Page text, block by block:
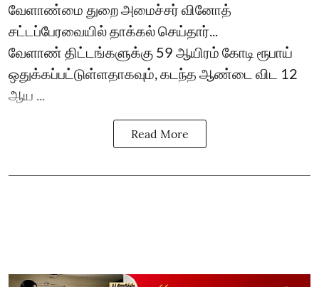
வேளாண்மை துறை அமைச்சர் வினோத்
சட்டப்பேரவையில் தாக்கல் செய்தார்...
வேளாண் திட்டங்களுக்கு 59 ஆயிரம் கோடி ரூபாய்
ஒதுக்கப்பட்டுள்ளதாகவும், கடந்த ஆண்டை விட 12
ஆய ...
Read More